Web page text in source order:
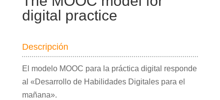
digital practice
Descripción
El modelo MOOC para la práctica digital responde
al «Desarrollo de Habilidades Digitales para el
mañana».